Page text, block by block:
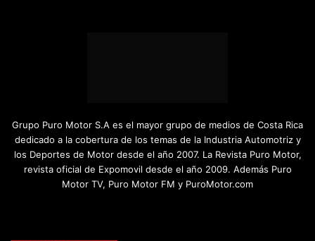
Grupo Puro Motor S.A es el mayor grupo de medios de Costa Rica
dedicado a la cobertura de los temas de la Industria Automotriz y
los Deportes de Motor desde el año 2007. La Revista Puro Motor,
revista oficial de Expomovil desde el año 2009. Además Puro
Motor TV, Puro Motor FM y PuroMotor.com